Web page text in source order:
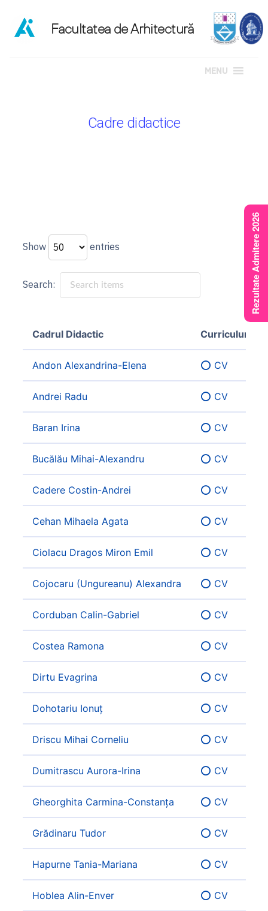
MENU
Cadre didactice
Show entries
Search:
Cadrul Didactic Curriculum
Curriculum
Andon Alexandrina-Elena ⭕ CV
Andrei Radu ⭕ CV
Baran Irina ⭕ CV
Bucălău Mihai-Alexandru ⭕ CV
Cadere Costin-Andrei ⭕ CV
Cehan Mihaela Agata ⭕ CV
Ciolacu Dragos Miron Emil ⭕ CV
Cojocaru (Ungureanu) Alexandra ⭕ CV
Corduban Calin-Gabriel ⭕ CV
Costea Ramona ⭕ CV
Dirtu Evagrina ⭕ CV
Dohotariu Ionuț ⭕ CV
Driscu Mihai Corneliu ⭕ CV
Dumitrascu Aurora-Irina ⭕ CV
Gheorghita Carmina-Constanța ⭕ CV
Grădinaru Tudor ⭕ CV
Hapurne Tania-Mariana ⭕ CV
Hoblea Alin-Enver ⭕ CV
Rezultate Admitere 2026